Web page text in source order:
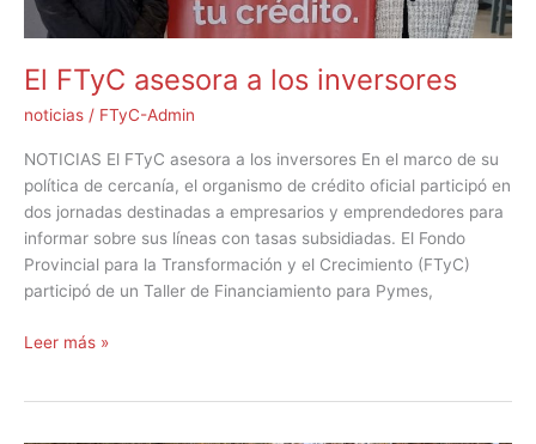
El FTyC asesora a los inversores
noticias / FTyC-Admin
NOTICIAS El FTyC asesora a los inversores En el marco de su
política de cercanía, el organismo de crédito oficial participó en
dos jornadas destinadas a empresarios y emprendedores para
informar sobre sus líneas con tasas subsidiadas. El Fondo
Provincial para la Transformación y el Crecimiento (FTyC)
participó de un Taller de Financiamiento para Pymes,
Leer más »